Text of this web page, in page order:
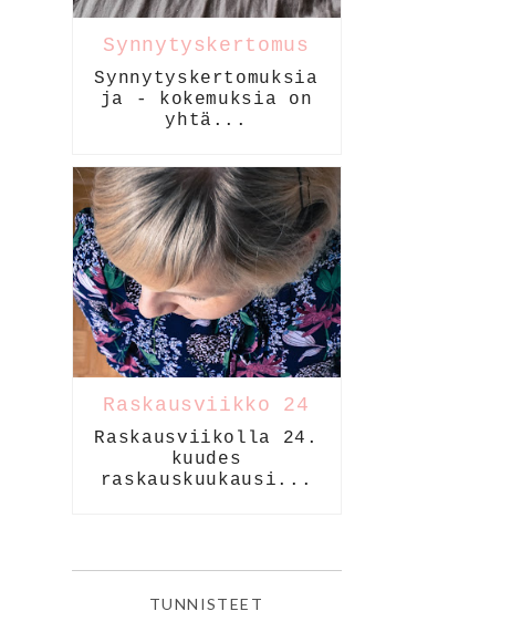
Synnytyskertomus
Synnytyskertomuksia
ja - kokemuksia on
yhtä...
Raskausviikko 24
Raskausviikolla 24.
kuudes
raskauskuukausi...
TUNNISTEET